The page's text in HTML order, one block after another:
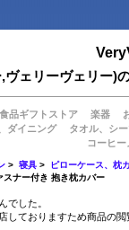
ェリーヴェリー)
食品ギフトストア 楽器
ダイニング
タオル、シ
コーヒ
>寝具 >
ピローケース、枕
ナー付き 抱き枕カバー
でした。
しておりますため商品の